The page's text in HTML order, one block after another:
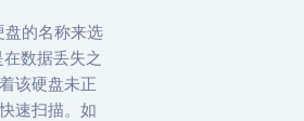
的名称来选
数据丢失之
该硬盘未正
速扫描。如